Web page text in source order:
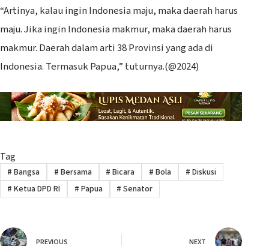
“Artinya, kalau ingin Indonesia maju, maka daerah harus
maju. Jika ingin Indonesia makmur, maka daerah harus
makmur. Daerah dalam arti 38 Provinsi yang ada di
Indonesia. Termasuk Papua,” tuturnya.(@2024)
Tag
# Bangsa # Bersama # Bicara # Bola # Diskusi
# Ketua DPD RI # Papua # Senator
PREVIOUS NEXT